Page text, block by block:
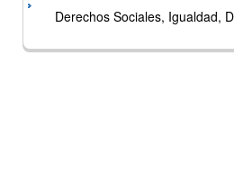
Derechos Sociales, Igualdad,